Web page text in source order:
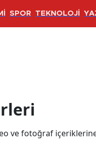
SPOR TEKNOLOJİ
ve fotoğraf